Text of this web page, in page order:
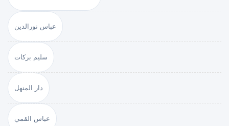
عباس نورالدين
سليم بركات
دار المنهل
عباس القمي